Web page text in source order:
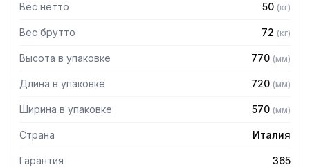
специально разработаны для обеспечения высокой
— Квадратная форма горловины для загрузки мяса
измельчении фарша
Комплектация:
— Классическая система ножей и решеток Enterprise: нож,
решетка с диаметром отверстий 4,5 мм
Вес нетто 50 (кг)
Вес брутто 72 (кг)
Высота в упаковке 770 (мм)
Длина в упаковке 720 (мм)
Ширина в упаковке 570 (мм)
Страна Италия
Гарантия 365